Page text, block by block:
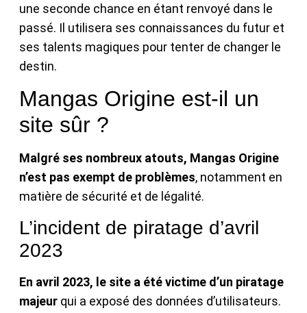
une seconde chance en étant renvoyé dans le
passé. Il utilisera ses connaissances du futur et
ses talents magiques pour tenter de changer le
destin.
Mangas Origine est-il un
site sûr ?
Malgré ses nombreux atouts, Mangas Origine
n’est pas exempt de problèmes, notamment en
matière de sécurité et de légalité.
L’incident de piratage d’avril
2023
En avril 2023, le site a été victime d’un piratage
majeur qui a exposé des données d’utilisateurs.